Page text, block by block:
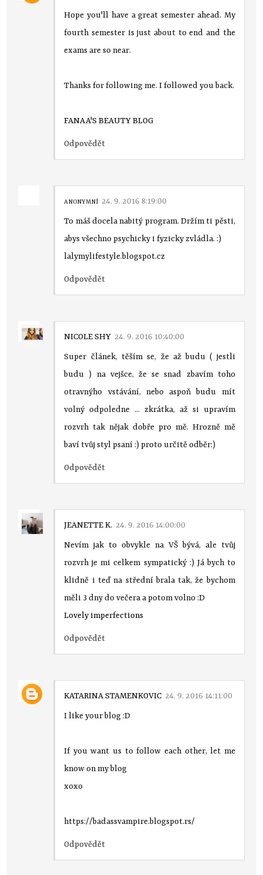
Hope you'll have a great semester ahead. My
fourth semester is just about to end and the
exams are so near.
Thanks for following me. I followed you back.
FANAA'S BEAUTY BLOG
Odpovědět
ANONYMNÍ 24. 9. 2016 8:19:00
To máš docela nabitý program. Držím ti pěsti,
abys všechno psychicky i fyzicky zvládla. :)
lalymylifestyle.blogspot.cz
Odpovědět
NICOLE SHY 24. 9. 2016 10:40:00
Super článek, těším se, že až budu ( jestli
budu ) na vejšce, že se snad zbavím toho
otravnýho vstávání, nebo aspoň budu mít
volný odpoledne ... zkrátka, až si upravím
rozvrh tak nějak dobře pro mě. Hrozně mě
baví tvůj styl psaní :) proto určitě odběr:)
Odpovědět
JEANETTE K. 24. 9. 2016 14:00:00
Nevím jak to obvykle na VŠ bývá, ale tvůj
rozvrh je mi celkem sympatický :) Já bych to
klidně i teď na střední brala tak, že bychom
měli 3 dny do večera a potom volno :D
Lovely imperfections
Odpovědět
KATARINA STAMENKOVIC 24. 9. 2016 14:11:00
I like your blog :D
If you want us to follow each other, let me
know on my blog
xoxo
https://badassvampire.blogspot.rs/
Odpovědět